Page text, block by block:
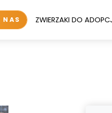
NAS ZWIERZAKI DO